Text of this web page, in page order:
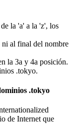
la 'a' a la 'z', los
al final del nombre
la 3a y 4a posición.
.tokyo.
.tokyo
de Internet que